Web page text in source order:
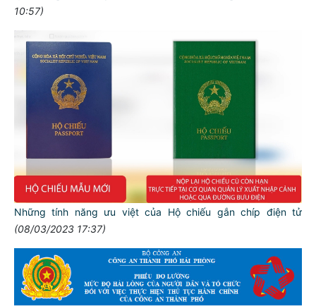
10:57)
Những tính năng ưu việt của Hộ chiếu gắn chíp điện tử
(08/03/2023 17:37)